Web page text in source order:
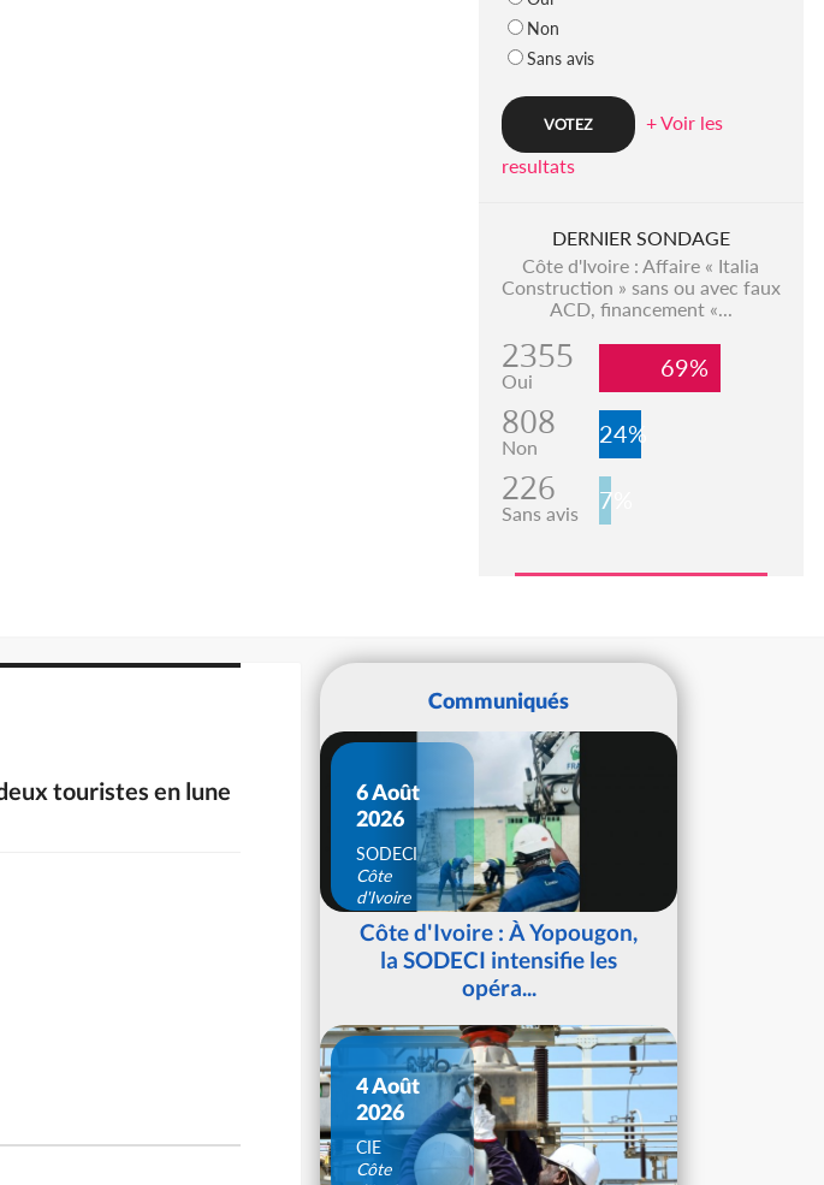
Non
Sans avis
+ Voir les
resultats
DERNIER SONDAGE
Côte d'Ivoire : Affaire « Italia
Construction » sans ou avec faux
ACD, financement «...
2355
Oui 69%
808
Non 24%
226
Sans avis 7%
touristes en lune
Communiqués
6 Août
2026
SODECI
Côte
d'Ivoire
Côte d'Ivoire : À Yopougon,
la SODECI intensifie les
opéra...
4 Août
2026
CIE
Côte